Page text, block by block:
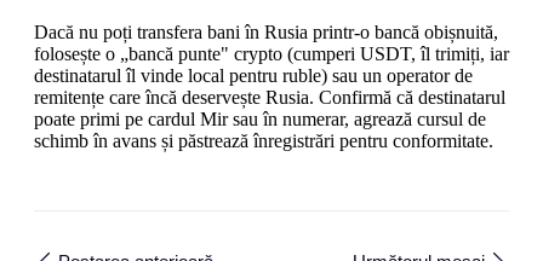
Dacă nu poți transfera bani în Rusia printr-o bancă obișnuită,
folosește o „bancă punte" crypto (cumperi USDT, îl trimiți, iar
destinatarul îl vinde local pentru ruble) sau un operator de
remitențe care încă deservește Rusia. Confirmă că destinatarul
poate primi pe cardul Mir sau în numerar, agrează cursul de
schimb în avans și păstrează înregistrări pentru conformitate.